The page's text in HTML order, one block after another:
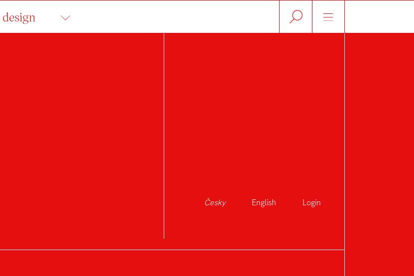
Česky English Login